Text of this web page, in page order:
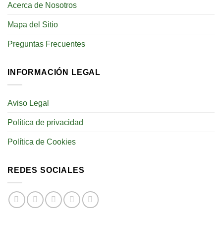
Acerca de Nosotros
Mapa del Sitio
Preguntas Frecuentes
INFORMACIÓN LEGAL
Aviso Legal
Política de privacidad
Política de Cookies
REDES SOCIALES